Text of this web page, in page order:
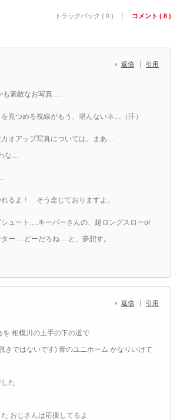
トラックバック ( 0 ) コメント ( 8 )
返信 引用
も素敵なお写真….
見つめる視線がもう、堪んないネ…（汗）
カオアップ写真については、まあ…
な…
るよ！ そう念じておりますよ。
ュート….キーパーさんの、超ロングスローor
ー….どーだろね….と、夢想す。
返信 引用
を 相模川の土手の下の道で
きではないです) 青のユニホーム かなりいけて
た
おじさんは応援してるよ